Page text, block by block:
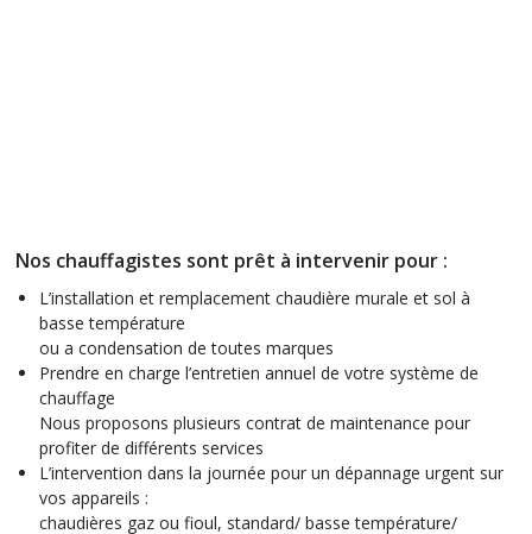
Nos chauffagistes sont prêt à intervenir pour :
L’installation et remplacement chaudière murale et sol à
basse température
ou a condensation de toutes marques
Prendre en charge l’entretien annuel de votre système de
chauffage
Nous proposons plusieurs contrat de maintenance pour
profiter de différents services
L’intervention dans la journée pour un dépannage urgent sur
vos appareils :
chaudières gaz ou fioul, standard/ basse température/